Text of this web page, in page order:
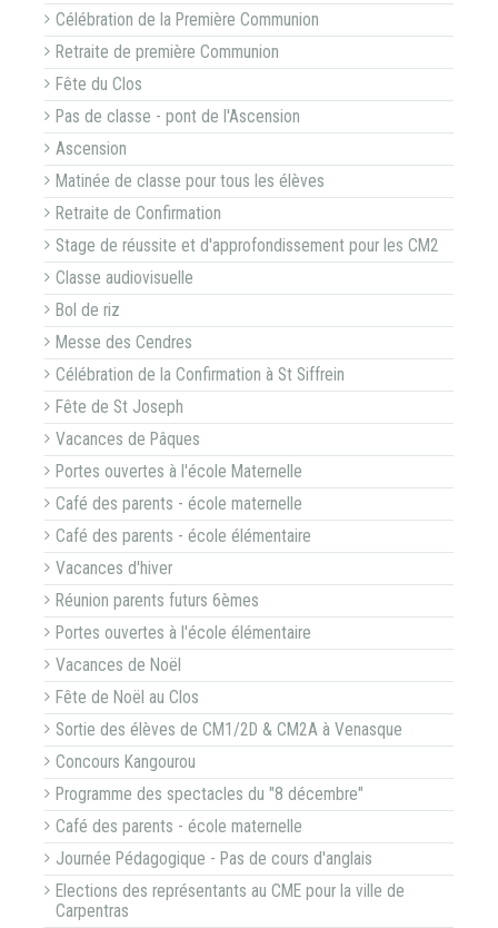
Célébration de la Première Communion
Retraite de première Communion
Fête du Clos
Pas de classe - pont de l'Ascension
Ascension
Matinée de classe pour tous les élèves
Retraite de Confirmation
Stage de réussite et d'approfondissement pour les CM2
Classe audiovisuelle
Bol de riz
Messe des Cendres
Célébration de la Confirmation à St Siffrein
Fête de St Joseph
Vacances de Pâques
Portes ouvertes à l'école Maternelle
Café des parents - école maternelle
Café des parents - école élémentaire
Vacances d'hiver
Réunion parents futurs 6èmes
Portes ouvertes à l'école élémentaire
Vacances de Noël
Fête de Noël au Clos
Sortie des élèves de CM1/2D & CM2A à Venasque
Concours Kangourou
Programme des spectacles du "8 décembre"
Café des parents - école maternelle
Journée Pédagogique - Pas de cours d'anglais
Elections des représentants au CME pour la ville de
Carpentras